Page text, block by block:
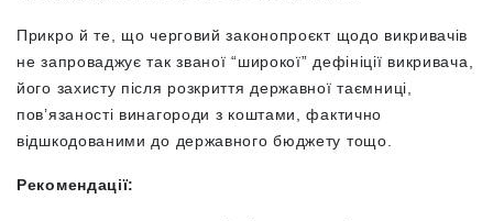
Прикро й те, що черговий законопроєкт щодо викривачів
не запроваджує так званої “широкої” дефініції викривача,
його захисту після розкриття державної таємниці,
пов’язаності винагороди з коштами, фактично
відшкодованими до державного бюджету тощо.
Рекомендації: